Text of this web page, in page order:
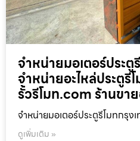
จำหน่ายมอเตอร์ประตู
จำหน่ายอะไหล่ประตูรี
รั้วรีโมท.com ร้านขา
จำหน่ายมอเตอร์ประตูรีโมทกรุง
ดูเพิ่มเติม »